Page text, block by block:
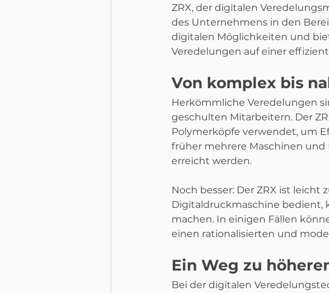
ZRX, der digitalen
des Unternehmens in den
digitalen Möglichkeiten und
Veredelungen auf einer
Von komplex bis
Herkömmliche Veredelungen
geschulten Mitarbeitern. Der
Polymerköpfe verwendet, um
früher mehrere Maschinen und
erreicht werden.
Noch besser: Der ZRX ist
Digitaldruckmaschine bedient,
machen. In einigen Fällen
einen rationalisierten und
Ein Weg zu
Bei der digitalen